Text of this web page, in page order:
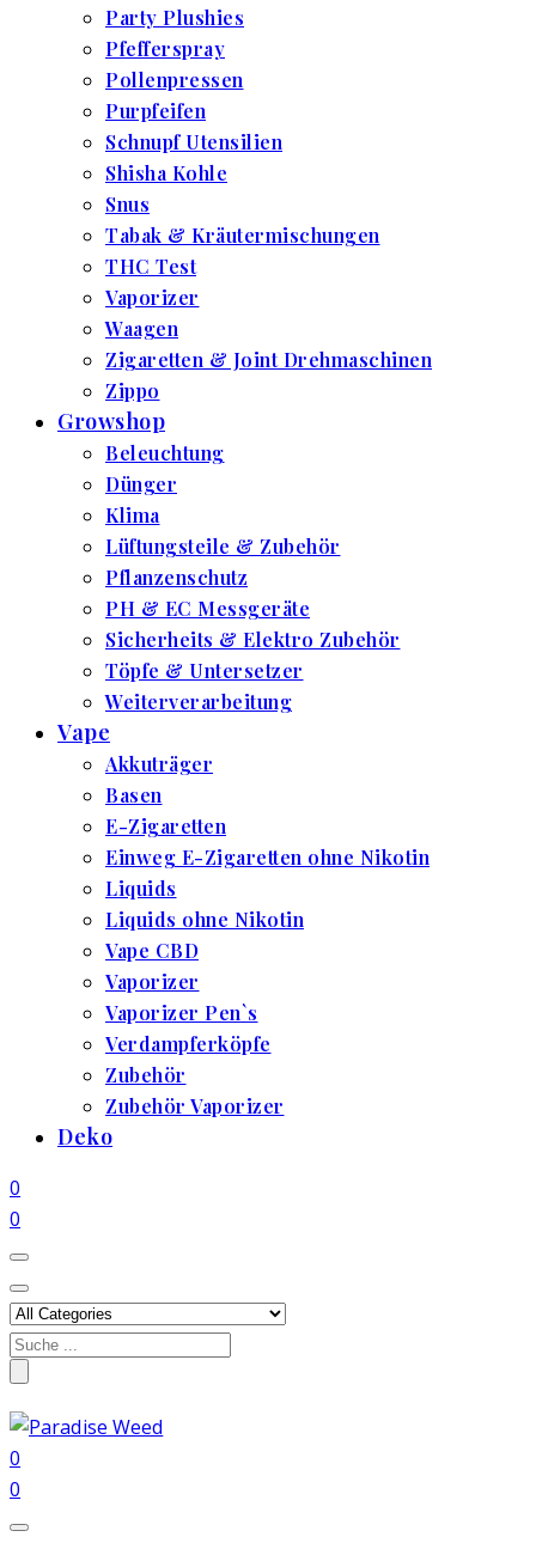
Party Plushies
Pfefferspray
Pollenpressen
Purpfeifen
Schnupf Utensilien
Shisha Kohle
Snus
Tabak & Kräutermischungen
THC Test
Vaporizer
Waagen
Zigaretten & Joint Drehmaschinen
Zippo
Growshop
Beleuchtung
Dünger
Klima
Lüftungsteile & Zubehör
Pflanzenschutz
PH & EC Messgeräte
Sicherheits & Elektro Zubehör
Töpfe & Untersetzer
Weiterverarbeitung
Vape
Akkuträger
Basen
E-Zigaretten
Einweg E-Zigaretten ohne Nikotin
Liquids
Liquids ohne Nikotin
Vape CBD
Vaporizer
Vaporizer Pen`s
Verdampferköpfe
Zubehör
Zubehör Vaporizer
Deko
0
0
Search
0
0